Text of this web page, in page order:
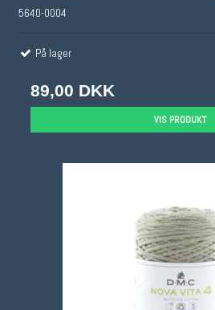
5640-0004
På lager
89,00 DKK
VIS PRODUKT